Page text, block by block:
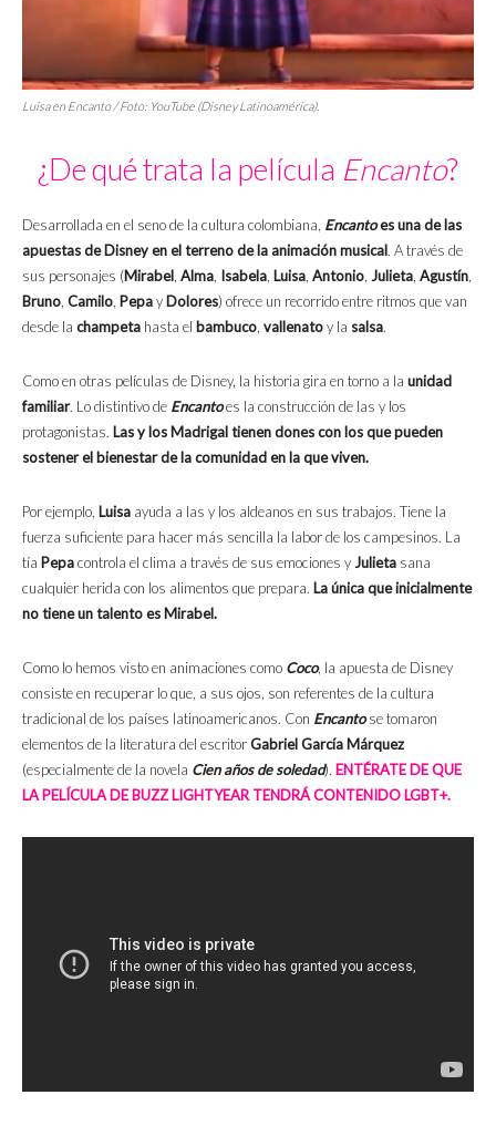
Luisa en Encanto/ Foto: YouTube (Disney Latinoamérica).
¿De qué trata la película Encanto?
Desarrollada en el seno de la cultura colombiana, Encantoes una de las
apuestas de Disney en el terreno de la animación musical. A través de
sus personajes (Mirabel Alma Isabela Luisa Antonio Julieta Agustín
Bruno Camilo Pepay Dolores) ofrece un recorrido entre ritmos que van
desde la champeta hasta el bambuco vallenatoy la salsa.
Como en otras películas de Disney, la historia gira en torno a la unidad
familiar. Lo distintivo de Encantoes la construcción de las y los
protagonistas. Las y los Madrigal tienen dones con los que pueden
sostener el bienestar de la comunidad en la que viven.
Por ejemplo, Luisa ayuda a las y los aldeanos en sus trabajos. Tiene la
fuerza suficiente para hacer más sencilla la labor de los campesinos. La
tía Pepacontrola el clima a través de sus emociones y Julieta sana
cualquier herida con los alimentos que prepara. La única que inicialmente
no tiene un talento es Mirabel.
Como lo hemos visto en animaciones como Coco, la apuesta de Disney
consiste en recuperar lo que, a sus ojos, son referentes de la cultura
tradicional de los países latinoamericanos. Con Encanto se tomaron
elementos de la literatura del escritorGabriel García Márquez
(especialmente de la novela Cien años de soledad). ENTÉRATE DE QUE
LA PELÍCULA DE BUZZ LIGHTYEAR TENDRÁ CONTENIDO LGBT+.